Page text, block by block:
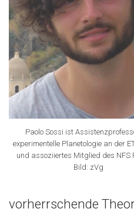
Paolo Sossi ist
experimentelle Planetologie an der
und assoziiertes Mitglied des NFS
Bild: zVg
vorherrschende